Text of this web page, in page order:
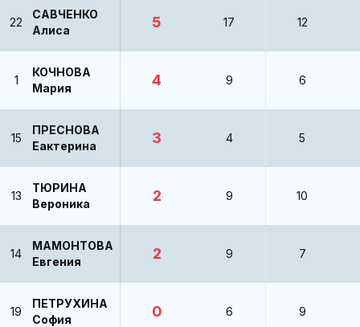
22
САВЧЕНКО
Алиса
5 17 12
1
КОЧНОВА
Мария
4 9 6
15
ПРЕСНОВА
Еактерина
3 4 5
13
ТЮРИНА
Вероника
2 9 10
14
МАМОНТОВА
Евгения
2 9 7
19
ПЕТРУХИНА
София
0 6 9